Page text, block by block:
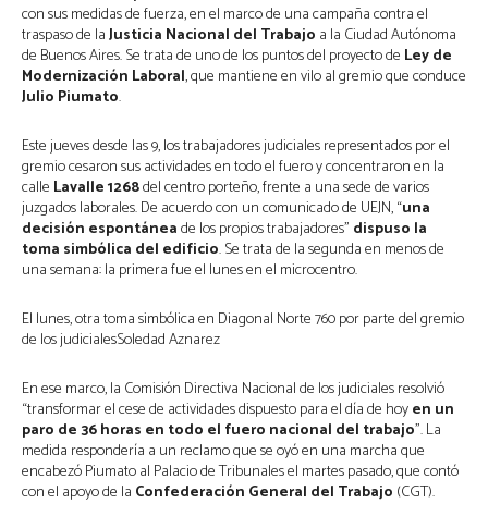
con sus medidas de fuerza, en el marco de una campaña contra el
traspaso de laJusticia Nacional del Trabajo a la Ciudad Autónoma
de Buenos Aires. Se trata de uno de los puntos del proyecto de Ley de
Modernización Laboral, que mantiene en vilo al gremio que conduce
Julio Piumato.
Este jueves desde las 9, los trabajadores judiciales representados por el
gremio cesaron sus actividades en todo el fuero y concentraron en la
calle Lavalle 1268del centro porteño, frente a una sede de varios
juzgados laborales. De acuerdo con un comunicado de UEJN, “una
decisión espontáneade los propios trabajadores” dispuso la
toma simbólica del edificio. Se trata de la segunda en menos de
una semana: la primera fue el lunes en el microcentro.
El lunes, otra toma simbólica en Diagonal Norte 760 por parte del gremio
de los judicialesSoledad Aznarez
En ese marco, la Comisión Directiva Nacional de los judiciales resolvió
“transformar el cese de actividades dispuesto para el día de hoyen un
paro de 36 horas en todo el fuero nacional del trabajo”. La
medida respondería a un reclamo que se oyó en una marcha que
encabezó Piumato al Palacio de Tribunales el martes pasado, que contó
con el apoyo de la Confederación General del Trabajo (CGT).